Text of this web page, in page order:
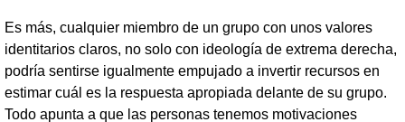
Es más, cualquier miembro de un grupo con unos valores
identitarios claros, no solo con ideología de extrema derecha,
podría sentirse igualmente empujado a invertir recursos en
estimar cuál es la respuesta apropiada delante de su grupo.
Todo apunta a que las personas tenemos motivaciones